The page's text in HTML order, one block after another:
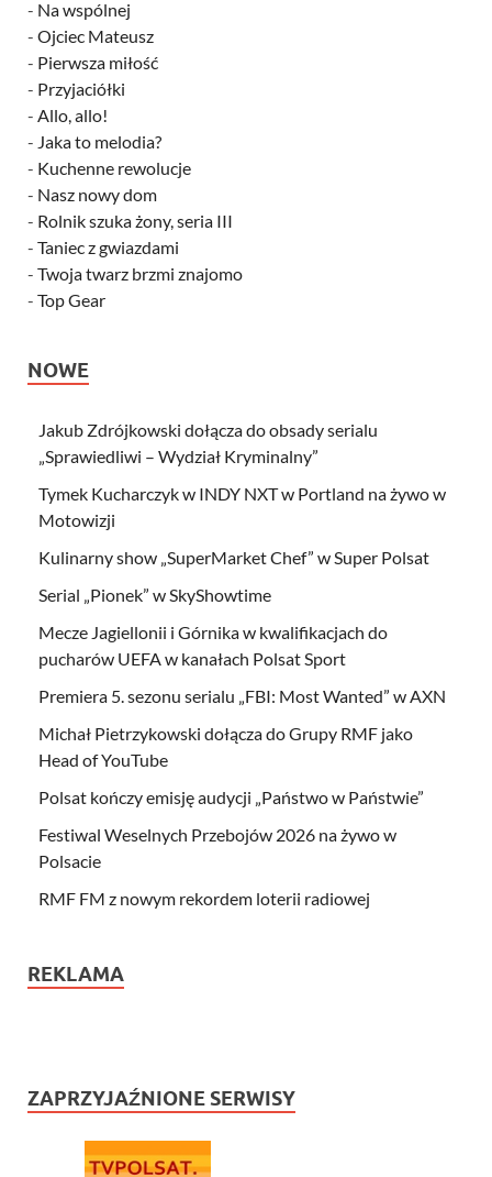
- Na wspólnej
- Ojciec Mateusz
- Pierwsza miłość
- Przyjaciółki
- Allo, allo!
- Jaka to melodia?
- Kuchenne rewolucje
- Nasz nowy dom
- Rolnik szuka żony, seria III
- Taniec z gwiazdami
- Twoja twarz brzmi znajomo
- Top Gear
NOWE
Jakub Zdrójkowski dołącza do obsady serialu
„Sprawiedliwi – Wydział Kryminalny”
Tymek Kucharczyk w INDY NXT w Portland na żywo w
Motowizji
Kulinarny show „SuperMarket Chef” w Super Polsat
Serial „Pionek” w SkyShowtime
Mecze Jagiellonii i Górnika w kwalifikacjach do
pucharów UEFA w kanałach Polsat Sport
Premiera 5. sezonu serialu „FBI: Most Wanted” w AXN
Michał Pietrzykowski dołącza do Grupy RMF jako
Head of YouTube
Polsat kończy emisję audycji „Państwo w Państwie”
Festiwal Weselnych Przebojów 2026 na żywo w
Polsacie
RMF FM z nowym rekordem loterii radiowej
REKLAMA
ZAPRZYJAŹNIONE SERWISY